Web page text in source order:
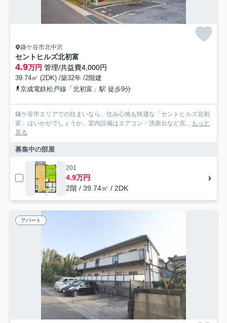
鎌ケ谷市北中沢
セントヒルズ北初富
4.9万円 管理/共益費4,000円
39.74㎡ (2DK) /築32年 /2階建
京成電鉄松戸線「北初富」駅 徒歩9分
鎌ケ谷市エリアでの住まいなら、住み心地も快適な「セントヒルズ北初
富」はいかがでしょうか。室内設備はエアコン・洗面台など充...
もっと
見る
募集中の部屋
201
4.9万円
2階 / 39.74㎡ / 2DK
アパート